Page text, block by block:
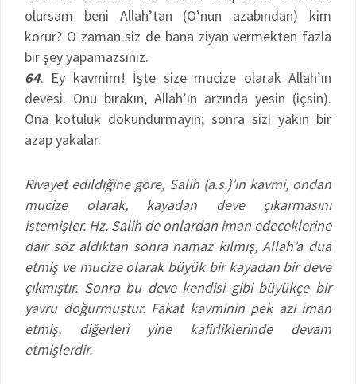
olursam beni Allah’tan (O’nun azabından) kim
korur? O zaman siz de bana ziyan vermekten fazla
bir şey yapamazsınız.
64. Ey kavmim! İşte size mucize olarak Allah’ın
devesi. Onu bırakın, Allah’ın arzında yesin (içsin).
Ona kötülük dokundurmayın; sonra sizi yakın bir
azap yakalar.
Rivayet edildiğine göre, Salih (a.s.)’ın kavmi, ondan
mucize olarak, kayadan deve çıkarmasını
istemişler. Hz. Salih de onlardan iman edeceklerine
dair söz aldıktan sonra namaz kılmış, Allah’a dua
etmiş ve mucize olarak büyük bir kayadan bir deve
çıkmıştır. Sonra bu deve kendisi gibi büyükçe bir
yavru doğurmuştur. Fakat kavminin pek azı iman
etmiş, diğerleri yine kafirliklerinde devam
etmişlerdir.